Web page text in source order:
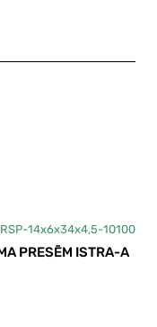
RSP-14x6x34x4,5-10100
PRESĒM ISTRA-A